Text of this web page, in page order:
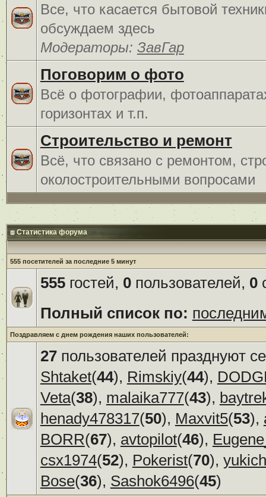
Все, что касается бытовой
обсуждаем здесь
Модераторы: ЗавГар
Поговорим о фото
Всё о фотографии,
горизонтах и т.п.
Строительство и ремонт
Всё, что связано с ремонтом,
околостроительными вопросами
Статистика форума
555 посетителей за последние 5 минут
555гостей, 0пользователей, 0
Полный список по:
Поздравляем с днем рождения наших пользователей:
27пользователей празднуют
Shtaket(44), Rimskiy(44),
Veta(38), malaika777(43),
henady478317(50), Maxvit5(53),
BORR(67), avtopilot(46),
csx1974(52), Pokerist(70), yukich
Bose(36), Sashok6496(45)